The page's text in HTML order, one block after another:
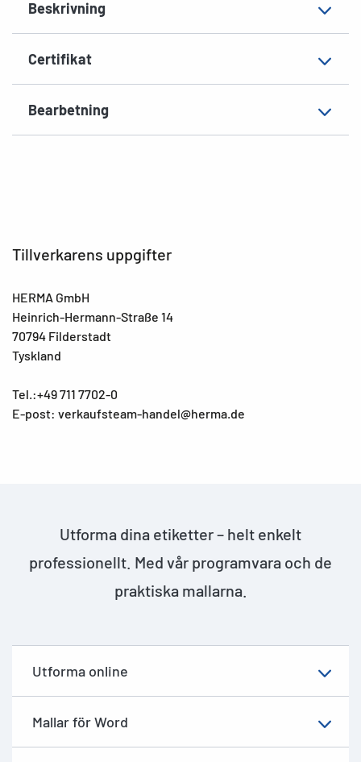
Beskrivning
Certifikat
Bearbetning
Tillverkarens uppgifter
HERMA GmbH
Heinrich-Hermann-Straße 14
70794 Filderstadt
Tyskland
Tel.:+49 711 7702-0
E-post: verkaufsteam-handel@herma.de
Utforma dina etiketter – helt enkelt
professionellt. Med vår programvara och de
praktiska mallarna.
Utforma online
Mallar för Word